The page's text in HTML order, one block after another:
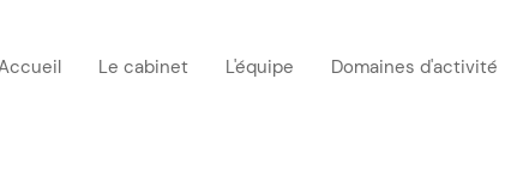
Le cabinet L'équipe Domaines d'activité